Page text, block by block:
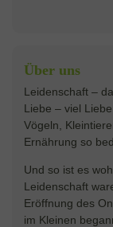
Kräutersamen
Obstsamen
Pilzbrut
Rasensamen
Steckzwiebeln
Zimmer &
Kataloge
Schnäppchen
Bingenheimer
Bionana
BIOWOL
Bûten Birds
Über uns
Leidenschaft –
Liebe – viel
Vögeln,
Ernährung so
Und so ist es
Leidenschaft
Eröffnung des
im Kleinen